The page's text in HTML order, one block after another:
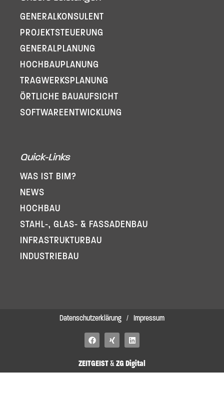
GENERAL­KONSULENT
PROJEKT­STEUERUNG
GENERAL­PLANUNG
HOCHBAUPLANUNG
TRAGWERKSPLANUNG
ÖRTLICHE BAUAUFSICHT
SOFTWARE­ENTWICKLUNG
Quick-Links
WAS IST BIM?
NEWS
HOCHBAU
STAHL-, GLAS- & FASSADENBAU
INFRA­STRUKTURBAU
INDUSTRIEBAU
Datenschutzerklärung / Impressum
F
a
c
b
o
X
i
n
L
i
n
k
e
d
ZEITGEIST& ZG Digital